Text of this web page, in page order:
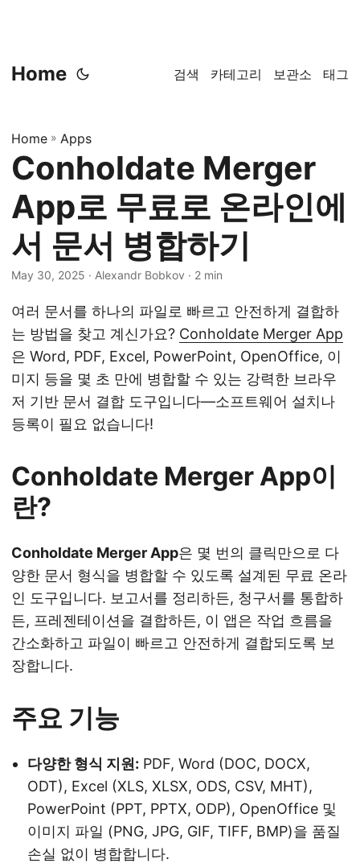
Home 검색 카테고리 보관소 태그
Home » Apps
Conholdate Merger
App로 무료로 온라인에
서 문서 병합하기
May 30, 2025 ‎ · Alexandr Bobkov · 2 min
여러 문서를 하나의 파일로 빠르고 안전하게 결합하
는 방법을 찾고 계신가요? Conholdate Merger App
은 Word, PDF, Excel, PowerPoint, OpenOffice, 이
미지 등을 몇 초 만에 병합할 수 있는 강력한 브라우
저 기반 문서 결합 도구입니다—소프트웨어 설치나
등록이 필요 없습니다!
Conholdate Merger App이
란?
Conholdate Merger App은 몇 번의 클릭만으로 다
양한 문서 형식을 병합할 수 있도록 설계된 무료 온라
인 도구입니다. 보고서를 정리하든, 청구서를 통합하
든, 프레젠테이션을 결합하든, 이 앱은 작업 흐름을
간소화하고 파일이 빠르고 안전하게 결합되도록 보
장합니다.
주요 기능
다양한 형식 지원: PDF, Word (DOC, DOCX,
ODT), Excel (XLS, XLSX, ODS, CSV, MHT),
PowerPoint (PPT, PPTX, ODP), OpenOffice 및
이미지 파일 (PNG, JPG, GIF, TIFF, BMP)을 품질
손실 없이 병합합니다.